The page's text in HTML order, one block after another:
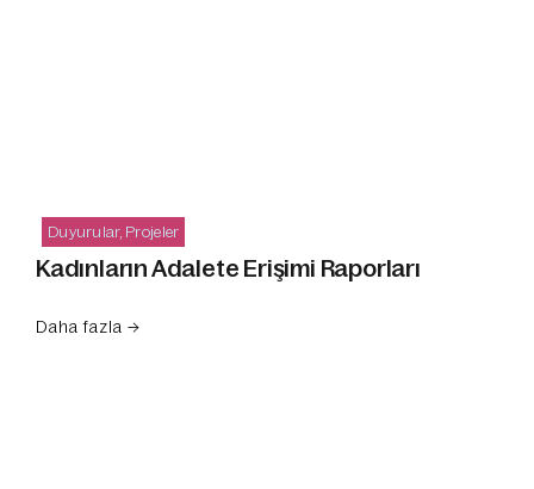
Duyurular, Projeler
Kadınların Adalete Erişimi Raporları
Daha fazla →